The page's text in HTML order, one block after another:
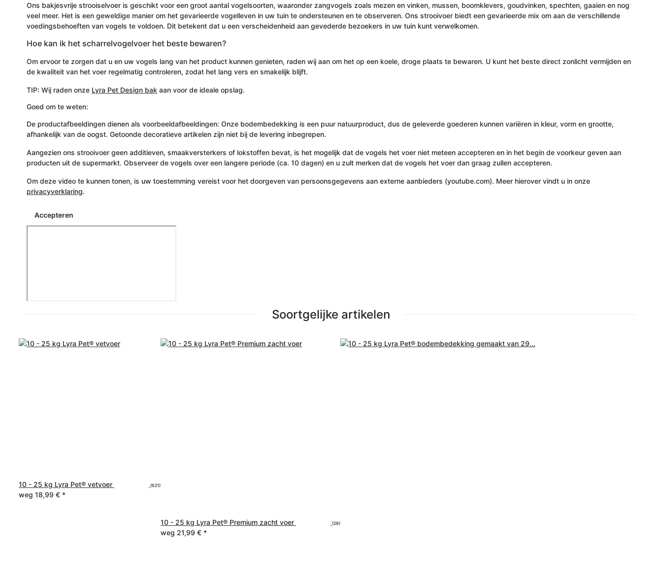
Ons bakjesvrije strooiselvoer is geschikt voor een groot aantal vogelsoorten, waaronder zangvogels zoals mezen en vinken, mussen, boomklevers, goudvinken, spechten, gaaien en nog
veel meer. Het is een geweldige manier om het gevarieerde vogelleven in uw tuin te ondersteunen en te observeren. Ons strooivoer biedt een gevarieerde mix om aan de verschillende
voedingsbehoeften van vogels te voldoen. Dit betekent dat u een verscheidenheid aan gevederde bezoekers in uw tuin kunt verwelkomen.
Hoe kan ik het scharrelvogelvoer het beste bewaren?
Om ervoor te zorgen dat u en uw vogels lang van het product kunnen genieten, raden wij aan om het op een koele, droge plaats te bewaren. U kunt het beste direct zonlicht vermijden en
de kwaliteit van het voer regelmatig controleren, zodat het lang vers en smakelijk blijft.
TIP: Wij raden onze Lyra Pet Design bak aan voor de ideale opslag.
Goed om te weten:
De productafbeeldingen dienen als voorbeeldafbeeldingen: Onze bodembedekking is een puur natuurproduct, dus de geleverde goederen kunnen variëren in kleur, vorm en grootte,
afhankelijk van de oogst. Getoonde decoratieve artikelen zijn niet bij de levering inbegrepen.
Aangezien ons strooivoer geen additieven, smaakversterkers of lokstoffen bevat, is het mogelijk dat de vogels het voer niet meteen accepteren en in het begin de voorkeur geven aan
producten uit de supermarkt. Observeer de vogels over een langere periode (ca. 10 dagen) en u zult merken dat de vogels het voer dan graag zullen accepteren.
Om deze video te kunnen tonen, is uw toestemming vereist voor het doorgeven van persoonsgegevens aan externe aanbieders (youtube.com). Meer hierover vindt u in onze
privacyverklaring.
Accepteren
Soortgelijke artikelen
10 - 25 kg Lyra Pet® vetvoer (621)
weg 18,99 € *
10 - 25 kg Lyra Pet® Premium zacht voer (28)
weg 21,99 € *